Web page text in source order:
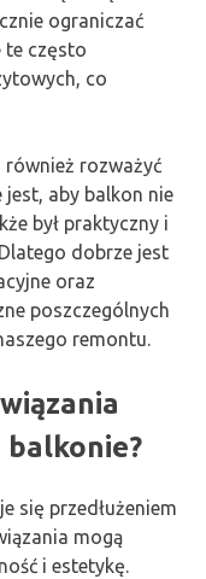
ograniczać
te często
co
rozważyć
jest, aby balkon nie
był praktyczny i
dobrze jest
oraz
poszczególnych
remontu.
balkonie?
się przedłużeniem
mogą
i estetykę.